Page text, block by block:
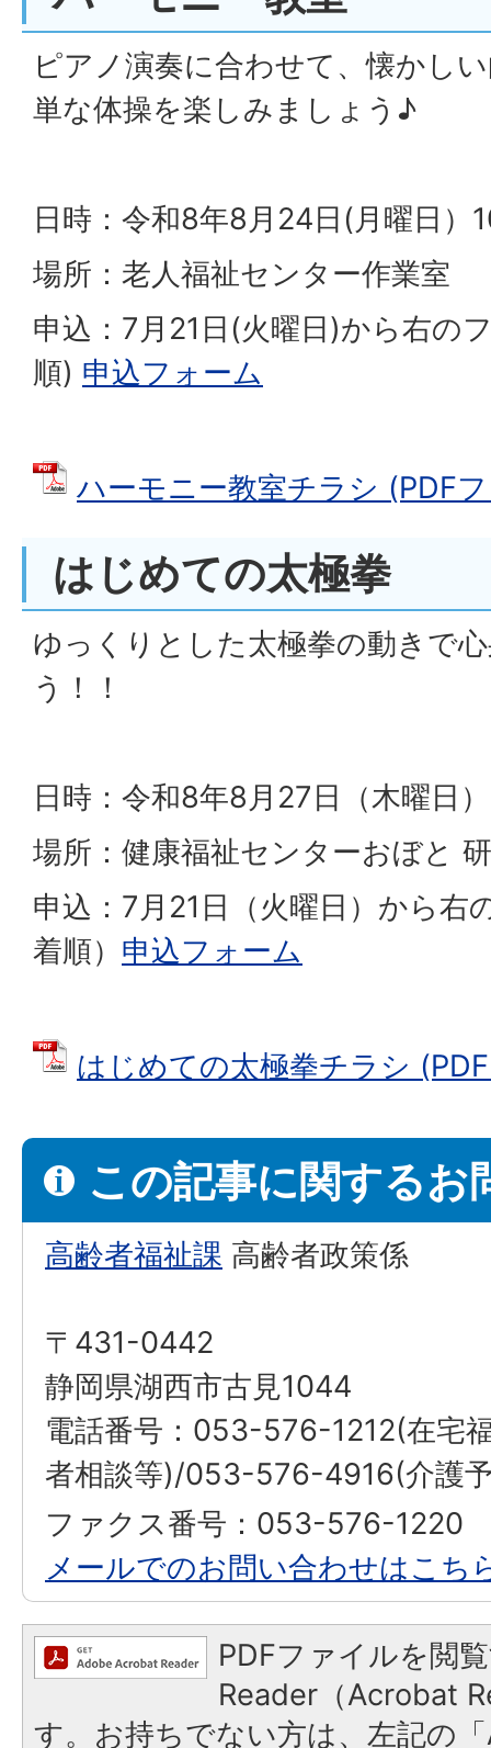
ピアノ演奏に合わせて、懐かし
単な体操を楽しみましょう♪
日時：令和8年8月24日(月曜日）
場所：老人福祉センター作業室
申込：7月21日(火曜日)から右の
順) 申込フォーム
ハーモニー教室チラシ (PDF
はじめての太極拳
ゆっくりとした太極拳の動きで
う！！
日時：令和8年8月27日（木曜日
場所：健康福祉センターおぼと
申込：7月21日（火曜日）から右
着順） 申込フォーム
はじめての太極拳チラシ
この記事に関するお
高齢者福祉課 高齢者政策係
〒431-0442
静岡県湖西市古見1044
電話番号：053-576-1212(在宅
者相談等)/053-576-4916(介護
ファクス番号：053-576-1220
メールでのお問い合わせはこち
PDFファイルを閲
Reader（Acrobat
す。お持ちでない方は、左記の